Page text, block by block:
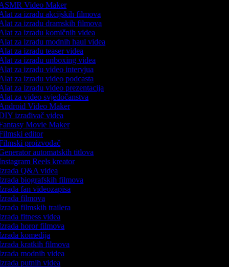
Video Maker
za izradu akcijskih filmova
za izradu dramskih filmova
za izradu komičnih videa
za izradu modnih haul videa
za izradu teaser videa
za izradu unboxing videa
za izradu video intervjua
za izradu video podcasta
za izradu video prezentacija
za video svjedočanstva
Video Maker
izrađivač videa
Movie Maker
editor
proizvođač
automatskih titlova
Reels kreator
Q&A videa
biografskih filmova
fan videozapisa
filmova
filmskih trailera
fitness videa
horor filmova
komedija
kratkih filmova
modnih videa
putnih videa